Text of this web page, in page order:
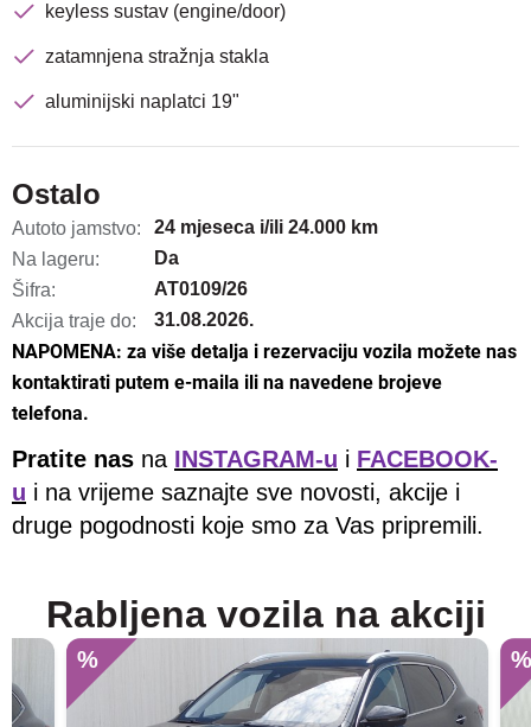
keyless sustav (engine/door)
zatamnjena stražnja stakla
aluminijski naplatci 19"
Ostalo
Autoto jamstvo:
24 mjeseca i/ili 24.000 km
Na lageru:
Da
Šifra:
AT0109/26
Akcija traje do:
31.08.2026.
NAPOMENA: za više detalja i rezervaciju vozila možete nas
kontaktirati putem e-maila ili na navedene brojeve
telefona.
Pratite nas na INSTAGRAM-u i FACEBOOK-
u i na vrijeme saznajte sve novosti, akcije i
druge pogodnosti koje smo za Vas pripremili.
Rabljena vozila na akciji
%